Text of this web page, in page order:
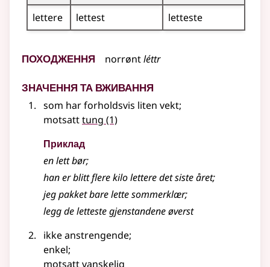
lettere
lettest letteste
Походження norrøntléttr
Значення та вживання
som har forholdsvis liten vekt;
motsatttung (1)
Приклад
enlettbør;
han er blitt flere kilo lettere det siste året;
jeg pakket barelettesommerklær;
legg de letteste gjenstandene øverst
ikke anstrengende;
enkel;
motsattvanskelig